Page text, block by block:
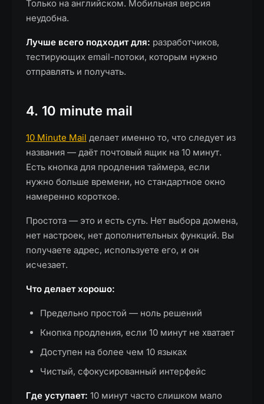
Только на английском. Мобильная версия
неудобна.
Лучше всего подходит для: разработчиков,
тестирующих email-потоки, которым нужно
отправлять и получать.
4. 10 minute mail
10 Minute Mail делает именно то, что следует из
названия — даёт почтовый ящик на 10 минут.
Есть кнопка для продления таймера, если
нужно больше времени, но стандартное окно
намеренно короткое.
Простота — это и есть суть. Нет выбора домена,
нет настроек, нет дополнительных функций. Вы
получаете адрес, используете его, и он
исчезает.
Что делает хорошо:
Предельно простой — ноль решений
Кнопка продления, если 10 минут не хватает
Доступен на более чем 10 языках
Чистый, сфокусированный интерфейс
Где уступает: 10 минут часто слишком мало